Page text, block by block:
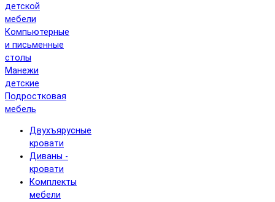
детской
мебели
Компьютерные
и письменные
столы
Манежи
детские
Подростковая
мебель
Двухъярусные
кровати
Диваны -
кровати
Комплекты
мебели